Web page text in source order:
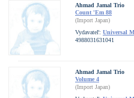
Ahmad Jamal Trio
Count 'Em 88
(Import Japan)
Vydavateľ: Universal
4988031631041
Ahmad Jamal Trio
Volume 4
(Import Japan)